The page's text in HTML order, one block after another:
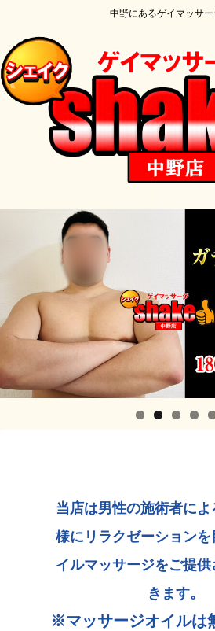
中野にあるゲイマッサー
当店は男性の施術者に
様にリラクゼーション
イルマッサージをご提
きます。
※マッサージオイルは